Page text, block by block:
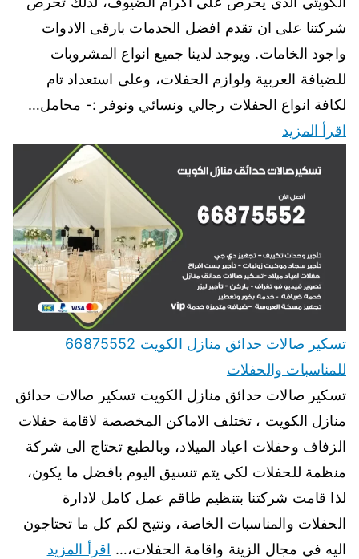
شركتنا على ان تقدم افضل الخدمات بارقى الادوات
واجود الخامات. ويوجد لدينا جميع انواع المشروبات
للضيافة العربية ولوازم الحفلات، وعلى استعداد تام
لكافة انواع الحفلات رجالي ونسائي ونوفر :- محامل…
اقرأ المزيد
تسكير صالات حدائق منازل الكويت 66875552
للمناسبات والحفلات
تسكير صالات حدائق منازل الكويت تسكير صالات حدائق
منازل الكويت ، تختلف الاماكن المخصصة لاقامة حفلات
الزفاف وحفلات اعياد الميلاد، وبالطبع تحتاج الى شركة
منظمة للحفلات لكي يتم تنسيق اليوم بافضل ما يكون،
لذا قامت شركتنا بتنظيم طاقم عمل كامل لادارة
الحفلات والمناسبات الخاصة، ونتيح لكم كل ما تحتاجون
اليه في مجال الزينة واقامة الحفلات،… اقرأ المزيد